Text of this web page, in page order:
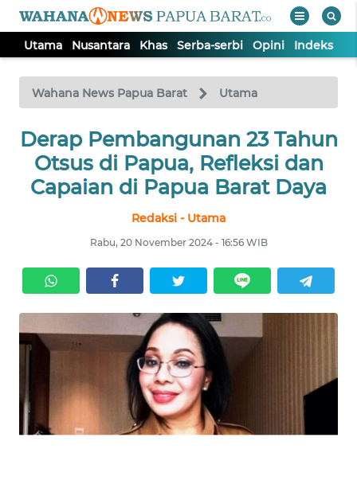
Utama Nusantara Khas Serba-serbi Opini Indeks
Wahana News Papua Barat Utama
Derap Pembangunan 23 Tahun
Otsus di Papua, Refleksi dan
Capaian di Papua Barat Daya
Redaksi - Utama
Rabu, 20 November 2024 - 16:56 WIB
TV
Tutup
UTAMA
NUSANTARA
SERBA-
SERBI
OPINI
INDEKS
BERITA